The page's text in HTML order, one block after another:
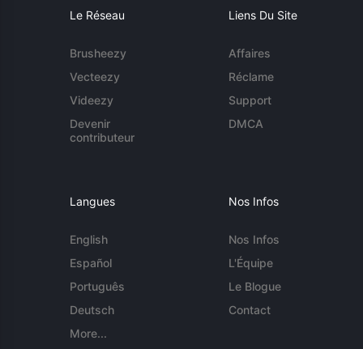
Le Réseau
Brusheezy
Vecteezy
Videezy
Devenir
contributeur
Liens Du Site
Affaires
Réclame
Support
DMCA
Langues
English
Español
Português
Deutsch
More...
Nos Infos
Nos Infos
L'Équipe
Le Blogue
Contact